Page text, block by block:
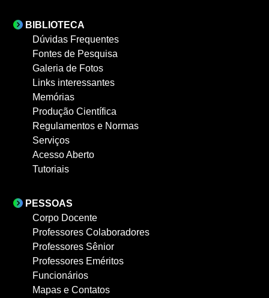
BIBLIOTECA
Dúvidas Frequentes
Fontes de Pesquisa
Galeria de Fotos
Links interessantes
Memórias
Produção Científica
Regulamentos e Normas
Serviços
Acesso Aberto
Tutoriais
PESSOAS
Corpo Docente
Professores Colaboradores
Professores Sênior
Professores Eméritos
Funcionários
Mapas e Contatos